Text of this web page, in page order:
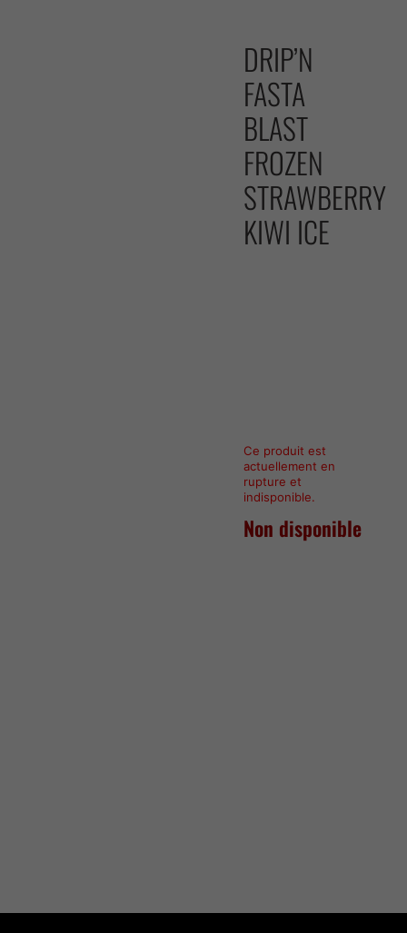
DRIP’N
FASTA
BLAST
FROZEN
STRAWBERRY
KIWI ICE
Ce produit est
actuellement en
rupture et
indisponible.
Non disponible